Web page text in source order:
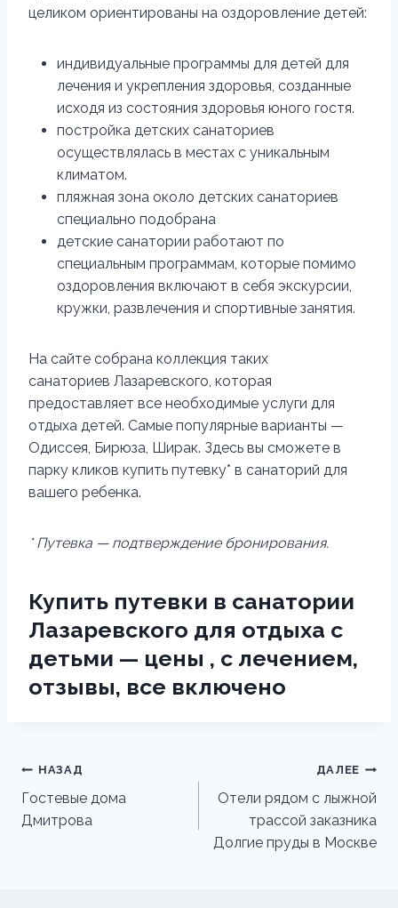
целиком ориентированы на оздоровление детей:
индивидуальные программы для детей для
лечения и укрепления здоровья, созданные
исходя из состояния здоровья юного гостя.
постройка детских санаториев
осуществлялась в местах с уникальным
климатом.
пляжная зона около детских санаториев
специально подобрана
детские санатории работают по
специальным программам, которые помимо
оздоровления включают в себя экскурсии,
кружки, развлечения и спортивные занятия.
На сайте собрана коллекция таких
санаториев Лазаревского, которая
предоставляет все необходимые услуги для
отдыха детей. Самые популярные варианты —
Одиссея, Бирюза, Ширак. Здесь вы сможете в
парку кликов купить путевку* в санаторий для
вашего ребенка.
* Путевка — подтверждение бронирования.
Купить путевки в санатории
Лазаревского для отдыха с
детьми — цены , с лечением,
отзывы, все включено
Навигация
по
записям
НАЗАД
Гостевые дома
Дмитрова
ДАЛЕЕ
Отели рядом с лыжной
трассой заказника
Долгие пруды в Москве